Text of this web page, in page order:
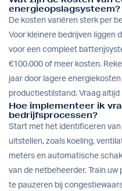
energieopslagsysteem?
De kosten variëren sterk per
Voor kleinere bedrijven liggen
voor een compleet
€100.000 of meer kosten.
jaar door lagere
productiestilstand. Vraag
Hoe implementeer ik
bedrijfsprocessen?
Start met het identificeren
uitstellen, zoals koeling,
meters en automatische
van de netbeheerder. Train
te pauzeren bij